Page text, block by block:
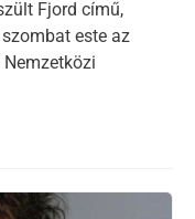
Fjord című,
este az